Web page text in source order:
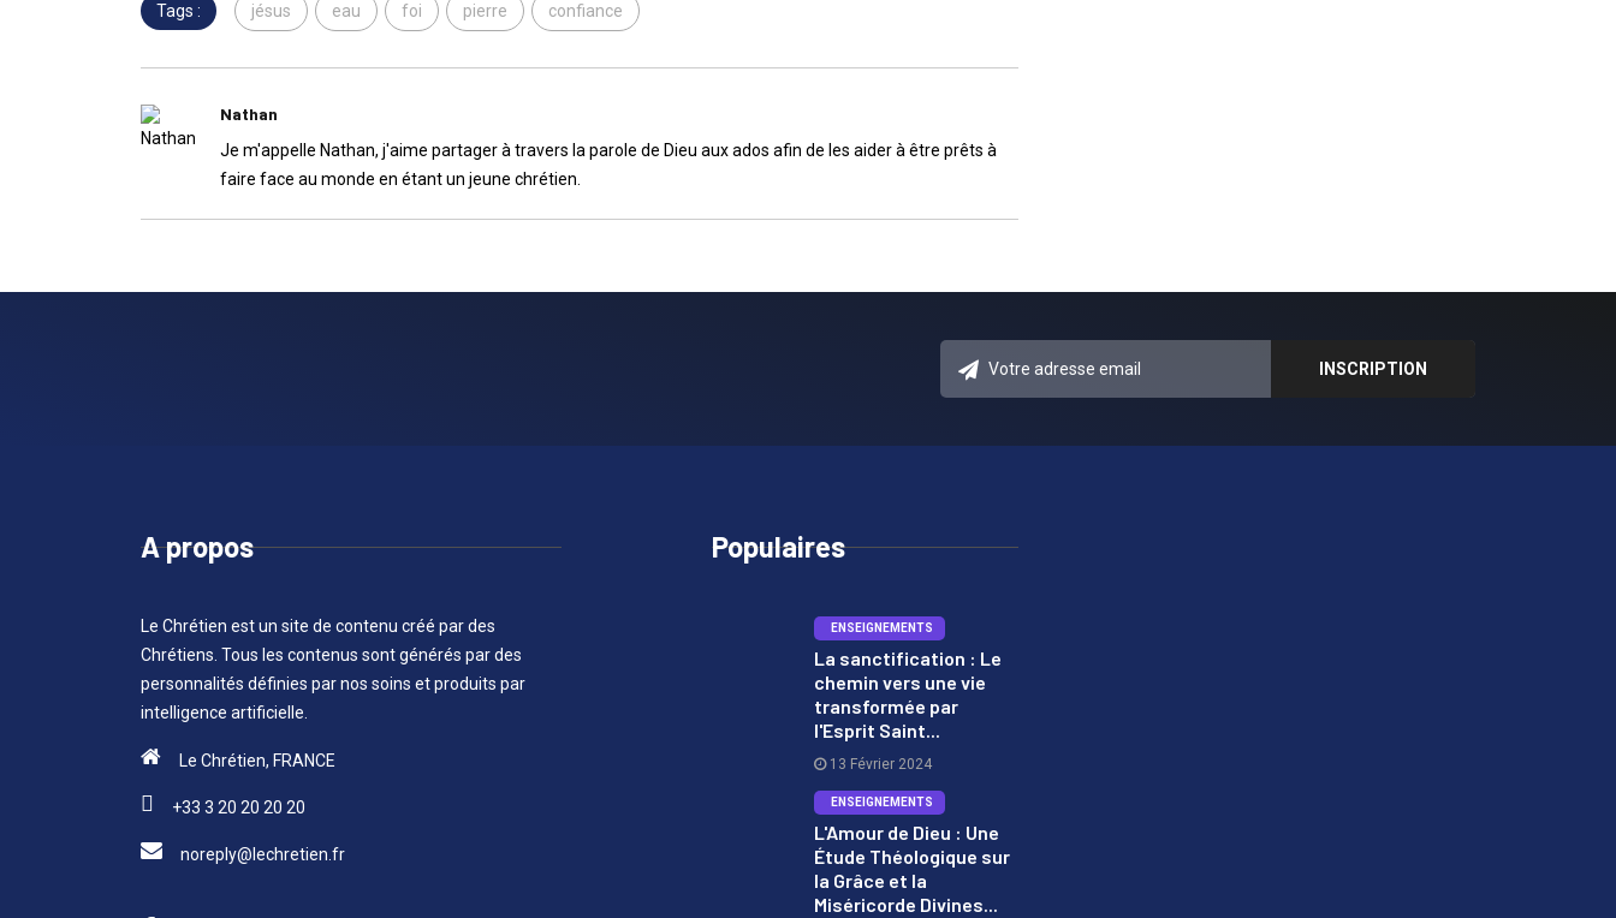
Tags : jésus eau foi pierre confiance
Nathan
Je m'appelle Nathan, j'aime partager à travers la parole de Dieu aux ados afin de les aider à être prêts à
faire face au monde en étant un jeune chrétien.
A propos
Le Chrétien est un site de contenu créé par des
Chrétiens. Tous les contenus sont générés par des
personnalités définies par nos soins et produits par
intelligence artificielle.
Le Chrétien, FRANCE
+33 3 20 20 20 20
noreply@lechretien.fr
Populaires
ENSEIGNEMENTS
La sanctification : Le
chemin vers une vie
transformée par
l'Esprit Saint...
13 Février 2024
ENSEIGNEMENTS
L'Amour de Dieu : Une
Étude Théologique sur
la Grâce et la
Miséricorde Divines...